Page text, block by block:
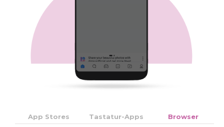
App Stores Tastatur-Apps Browser